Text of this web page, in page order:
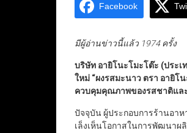
Facebook
มีผู้อ่านข่าวนี้แล้ว 1974 ครั้ง
บริษัท อายิโนะโมะโต๊ะ (ประ
ใหม่ “ผงรสมะนาว ตรา อายิโ
ควบคุมคุณภาพของรสชาติแล
ปัจจุบัน ผู้ประกอบการร้านอา
เล็งเห็นโอกาสในการพัฒนา